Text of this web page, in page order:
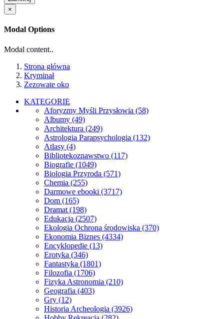
×
Modal Options
Modal content..
Strona główna
Kryminał
Zezowate oko
KATEGORIE
Aforyzmy Myśli Przysłowia (58)
Albumy (49)
Architektura (249)
Astrologia Parapsychologia (132)
Atlasy (4)
Bibliotekoznawstwo (117)
Biografie (1049)
Biologia Przyroda (571)
Chemia (255)
Darmowe ebooki (3717)
Dom (165)
Dramat (198)
Edukacja (2507)
Ekologia Ochrona środowiska (370)
Ekonomia Biznes (4334)
Encyklopedie (13)
Erotyka (346)
Fantastyka (1801)
Filozofia (1706)
Fizyka Astronomia (210)
Geografia (403)
Gry (12)
Historia Archeologia (3926)